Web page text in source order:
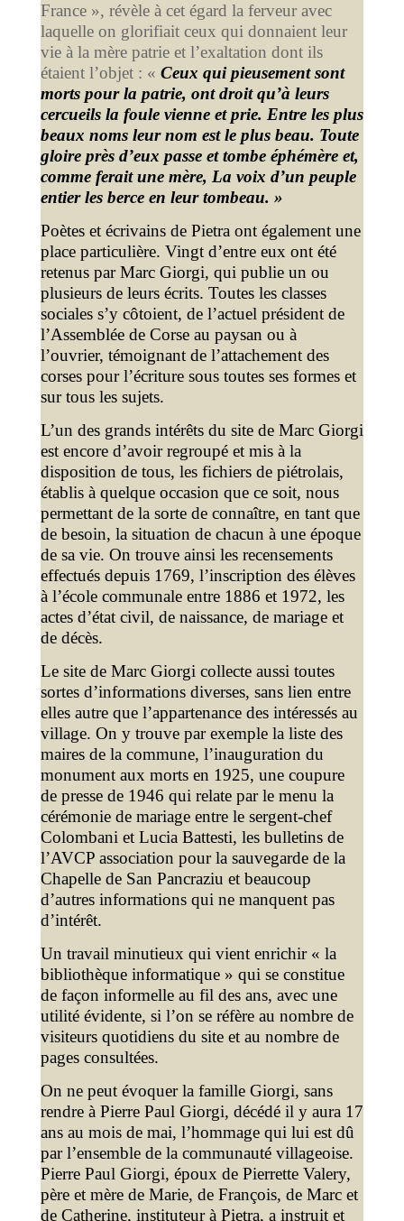
France », révèle à cet égard la ferveur avec
laquelle on glorifiait ceux qui donnaient leur
vie à la mère patrie et l’exaltation dont ils
étaient l’objet : « Ceux qui pieusement sont
morts pour la patrie, ont droit qu’à leurs
cercueils la foule vienne et prie. Entre les plus
beaux noms leur nom est le plus beau. Toute
gloire près d’eux passe et tombe éphémère et,
comme ferait une mère, La voix d’un peuple
entier les berce en leur tombeau. »
Poètes et écrivains de Pietra ont également une
place particulière. Vingt d’entre eux ont été
retenus par Marc Giorgi, qui publie un ou
plusieurs de leurs écrits. Toutes les classes
sociales s’y côtoient, de l’actuel président de
l’Assemblée de Corse au paysan ou à
l’ouvrier, témoignant de l’attachement des
corses pour l’écriture sous toutes ses formes et
sur tous les sujets.
L’un des grands intérêts du site de Marc Giorgi
est encore d’avoir regroupé et mis à la
disposition de tous, les fichiers de piétrolais,
établis à quelque occasion que ce soit, nous
permettant de la sorte de connaître, en tant que
de besoin, la situation de chacun à une époque
de sa vie. On trouve ainsi les recensements
effectués depuis 1769, l’inscription des élèves
à l’école communale entre 1886 et 1972, les
actes d’état civil, de naissance, de mariage et
de décès.
Le site de Marc Giorgi collecte aussi toutes
sortes d’informations diverses, sans lien entre
elles autre que l’appartenance des intéressés au
village. On y trouve par exemple la liste des
maires de la commune, l’inauguration du
monument aux morts en 1925, une coupure
de presse de 1946 qui relate par le menu la
cérémonie de mariage entre le sergent-chef
Colombani et Lucia Battesti, les bulletins de
l’AVCP association pour la sauvegarde de la
Chapelle de San Pancraziu et beaucoup
d’autres informations qui ne manquent pas
d’intérêt.
Un travail minutieux qui vient enrichir « la
bibliothèque informatique » qui se constitue
de façon informelle au fil des ans, avec une
utilité évidente, si l’on se réfère au nombre de
visiteurs quotidiens du site et au nombre de
pages consultées.
On ne peut évoquer la famille Giorgi, sans
rendre à Pierre Paul Giorgi, décédé il y aura 17
ans au mois de mai, l’hommage qui lui est dû
par l’ensemble de la communauté villageoise.
Pierre Paul Giorgi, époux de Pierrette Valery,
père et mère de Marie, de François, de Marc et
de Catherine, instituteur à Pietra, a instruit et